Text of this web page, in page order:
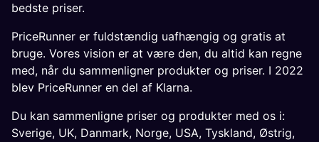
bedste priser.
PriceRunner er fuldstændig uafhængig og gratis at
bruge. Vores vision er at være den, du altid kan regne
med, når du sammenligner produkter og priser. I 2022
blev PriceRunner en del af Klarna.
Du kan sammenligne priser og produkter med os i:
Sverige, UK, Danmark, Norge, USA, Tyskland, Østrig,